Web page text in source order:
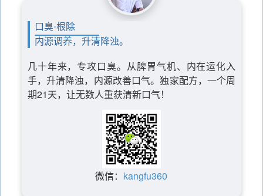
口臭·根除
内源调养，升清降浊。
几十年来，专攻口臭。从脾胃气机、内在运化入
手，升清降浊，内源改善口气。独家配方，一个周
期21天，让无数人重获清新口气！
微信： kangfu360